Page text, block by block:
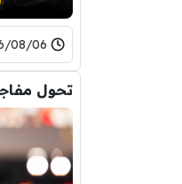
06 - 13:09